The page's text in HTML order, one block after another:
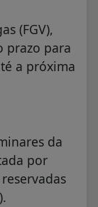
(FGV),
prazo para
a próxima
da
por